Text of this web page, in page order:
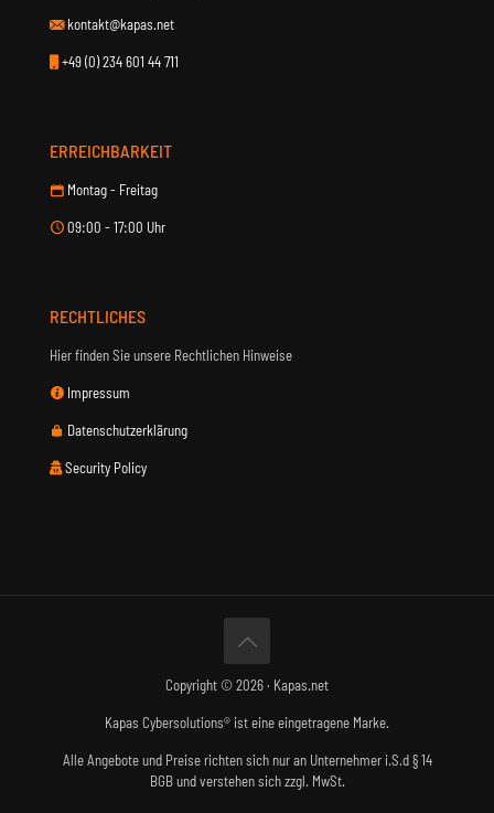
kontakt@kapas.net
+49 (0) 234 601 44 711
ERREICHBARKEIT
Montag - Freitag
09:00 - 17:00 Uhr
RECHTLICHES
Hier finden Sie unsere Rechtlichen Hinweise
Impressum
Datenschutzerklärung
Security Policy
Copyright © 2026 · Kapas.net
Kapas Cybersolutions® ist eine eingetragene Marke.
Alle Angebote und Preise richten sich nur an Unternehmer i.S.d § 14
BGB und verstehen sich zzgl. MwSt.